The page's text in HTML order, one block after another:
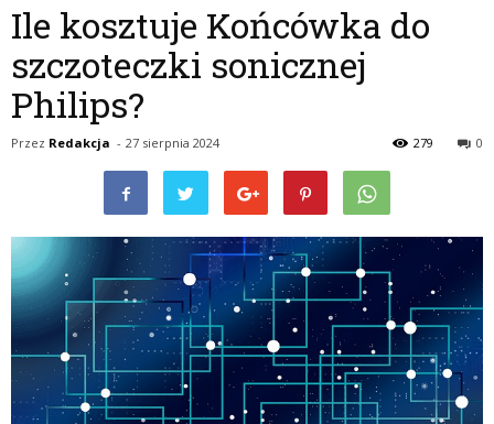
Ile kosztuje Końcówka do
szczoteczki sonicznej
Philips?
Przez Redakcja - 27 sierpnia 2024 0
279